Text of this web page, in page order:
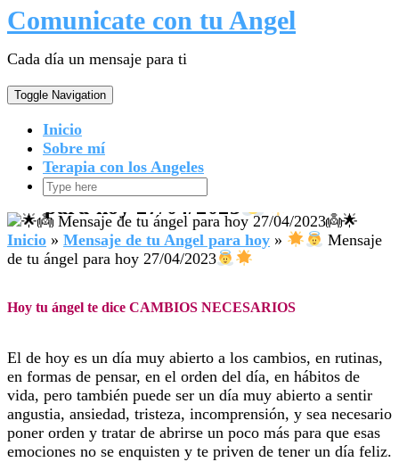
Skip
to
content
Comunicate con tu Angel
Cada día un mensaje para ti
Toggle Navigation
Inicio
Sobre mí
Terapia con los Angeles
Search Mensaje de tu ángel
para hoy 27/04/2023
Inicio » Mensaje de tu Angel para hoy »
Mensaje
de tu ángel para hoy 27/04/2023
Hoy tu ángel te dice CAMBIOS NECESARIOS
El de hoy es un día muy abierto a los cambios, en rutinas,
en formas de pensar, en el orden del día, en hábitos de
vida, pero también puede ser un día muy abierto a sentir
angustia, ansiedad, tristeza, incomprensión, y sea necesario
poner orden y tratar de abrirse un poco más para que esas
emociones no se enquisten y te priven de tener un día feliz.